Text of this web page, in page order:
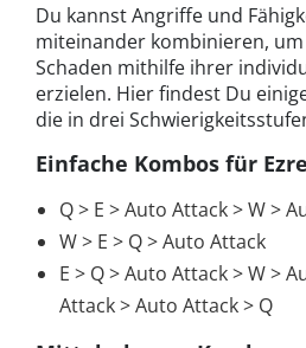
Du kannst Angriffe und
miteinander kombinieren,
Schaden mithilfe ihrer
erzielen. Hier findest Du
die in drei
Einfache Kombos für
Q > E > Auto Attack > W >
W > E > Q > Auto Attack
E > Q > Auto Attack > W >
Attack > Auto Attack > Q